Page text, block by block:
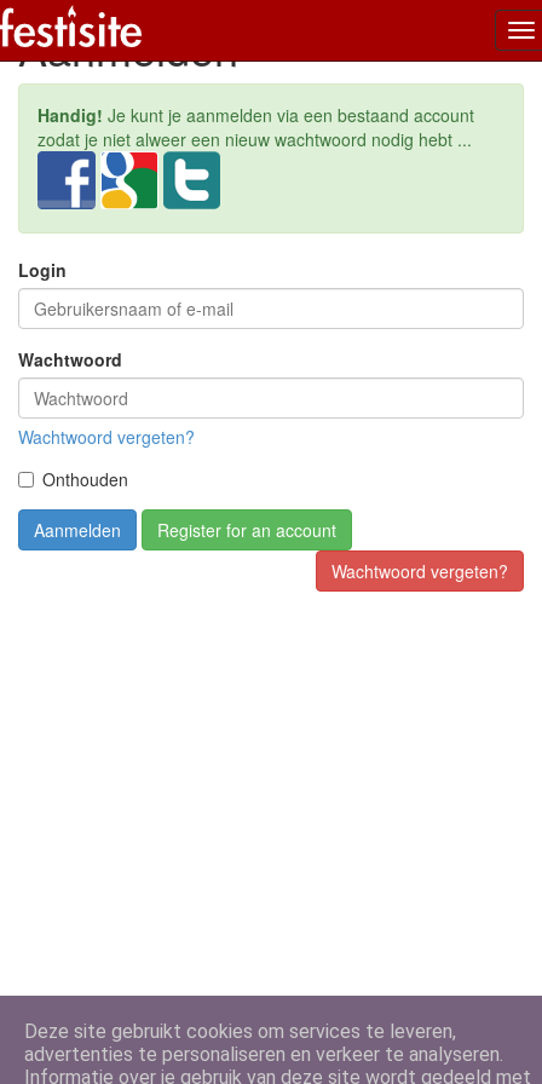
Aanmelden
Handig! Je kunt je aanmelden via een bestaand account
zodat je niet alweer een nieuw wachtwoord nodig hebt ...
Login
Wachtwoord
Wachtwoord vergeten?
Onthouden
Aanmelden
Register for an account
Wachtwoord vergeten?
Deze site gebruikt cookies om services te leveren,
advertenties te personaliseren en verkeer te analyseren.
Informatie over je gebruik van deze site wordt gedeeld met